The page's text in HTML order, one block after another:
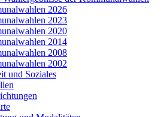
2026
2023
2020
2014
2008
2002
und Soziales